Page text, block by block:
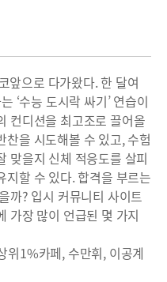
앞으로 다가왔다. 한 달여
‘수능 도시락 싸기’ 연습이
컨디션을 최고조로 끌어올
찬을 시도해볼 수 있고, 수험
맞을지 신체 적응도를 살피
지할 수 있다. 합격을 부르는
까? 입시 커뮤니티 사이트
가장 많이 언급된 몇 가지
위1%카페, 수만휘, 이공계